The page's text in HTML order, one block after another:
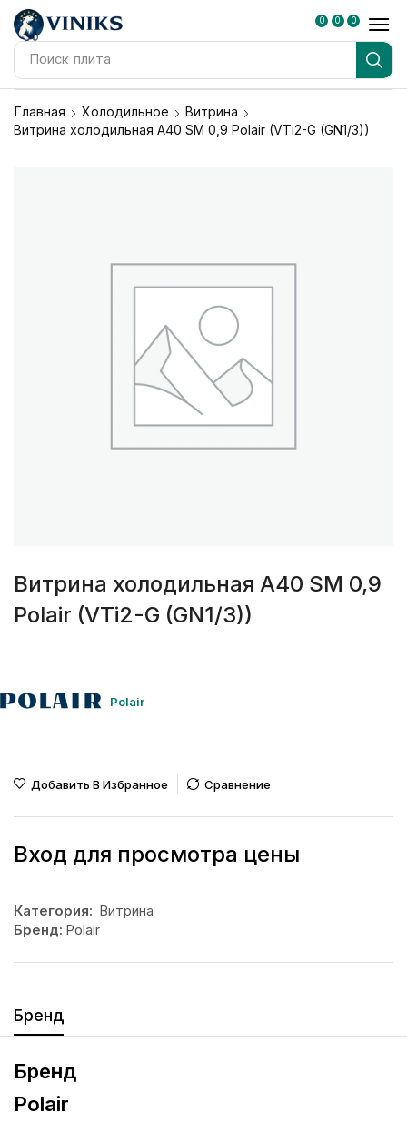
Поиск плита
0 0 0
Главная Холодильное
Витрина
Витрина холодильная A40 SM 0,9 Polair (VTi2-G (GN1/3))
Витрина холодильная A40 SM 0,9
Polair (VTi2-G (GN1/3))
Polair
Добавить В Избранное Сравнение
Вход для просмотра цены
Категория: Витрина
Бренд: Polair
Бренд
Бренд
Polair